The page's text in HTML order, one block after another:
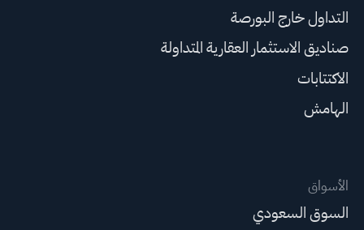
التداول خارج البورصة
صناديق الاستثمار العقارية المتداولة
الاكتتابات
الهامش
الأسواق
السوق السعودي